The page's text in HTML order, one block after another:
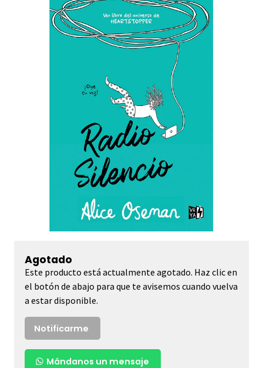
Agotado
Este producto está actualmente agotado. Haz clic en
el botón de abajo para que te avisemos cuando vuelva
a estar disponible.
Notificarme
Mándanos un mensaje